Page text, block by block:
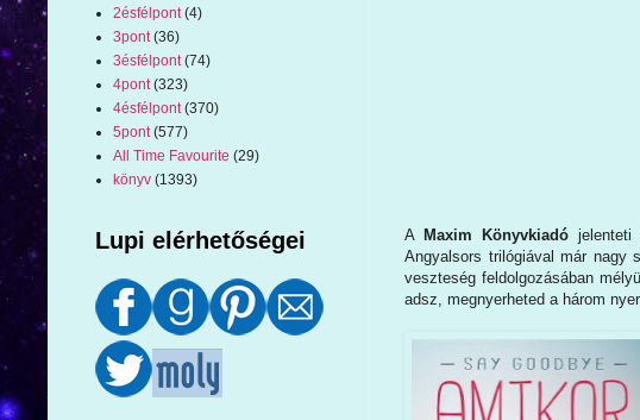
A Maxim Könyvkiadó jelenteti
Angyalsors trilógiával már nagy
veszteség feldolgozásában
adsz, megnyerheted a három
2ésfélpont (4)
3pont (36)
3ésfélpont (74)
4pont (323)
4ésfélpont (370)
5pont (577)
All Time Favourite (29)
könyv (1393)
Lupi elérhetőségei